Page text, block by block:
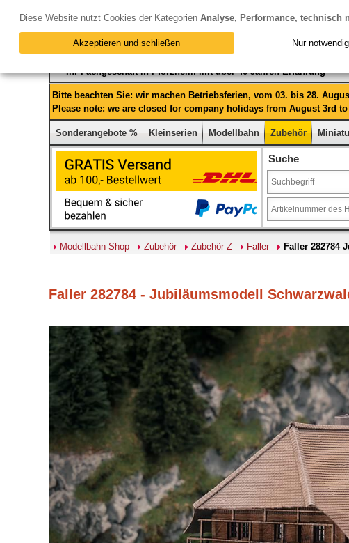
Ihr Fachgeschäft in Pforzheim mit über 40 Jahren Erfahrung
Bitte beachten Sie: wir machen Betriebsferien, vom 03. bis 28.
Please note: we are closed for company holidays from August 3rd to
Sonderangebote % Kleinserien Modellbahn Zubehör
Suche
Modellbahn-Shop Zubehör Zubehör Z Faller Faller 282784
Faller 282784 - Jubiläumsmodell
Diese Website nutzt Cookies der Kategorien Analyse, Performance, technisch
Akzeptieren und schließen Nur